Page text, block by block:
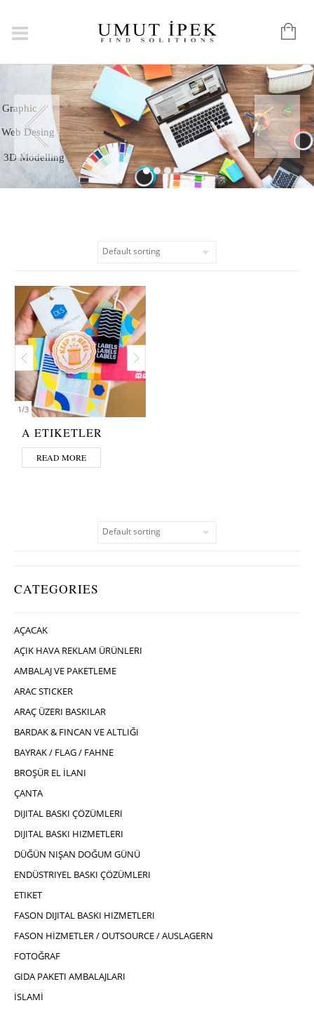
3D Modelling
Graphic
Web Desing
CATEGORIES
AÇACAK
AÇIK HAVA REKLAM ÜRÜNLERI
AMBALAJ VE PAKETLEME
ARAC STICKER
ARAÇ ÜZERI BASKILAR
BARDAK & FINCAN VE ALTLIĞI
BAYRAK / FLAG / FAHNE
BROŞÜR EL İLANI
ÇANTA
DIJITAL BASKI ÇÖZÜMLERI
DIJITAL BASKI HIZMETLERI
DÜĞÜN NIŞAN DOĞUM GÜNÜ
ENDÜSTRIYEL BASKI ÇÖZÜMLERI
ETIKET
FASON DIJITAL BASKI HIZMETLERI
FASON HİZMETLER / OUTSOURCE / AUSLAGERN
FOTOĞRAF
GIDA PAKETI AMBALAJLARI
İSLAMİ
1/3
A ETIKETLER
READ MORE